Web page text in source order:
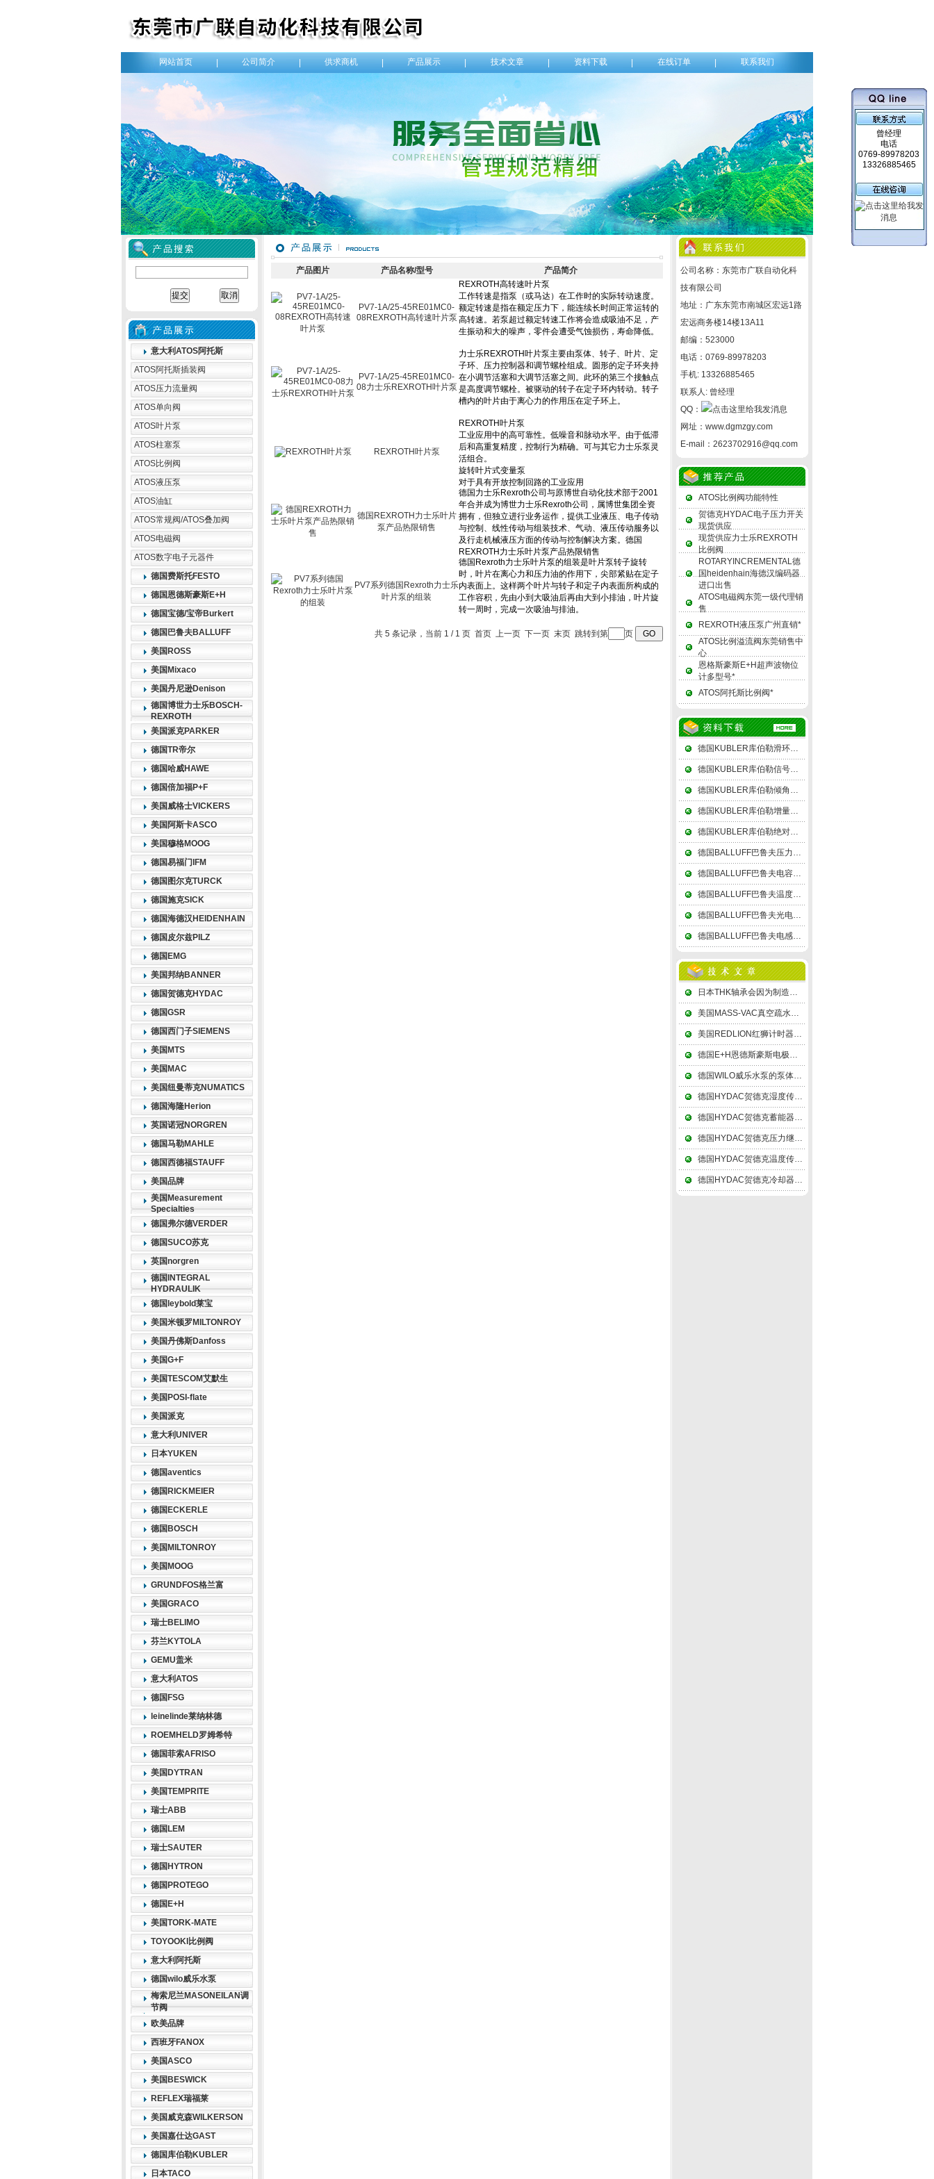
网站首页 公司简介 供求商机 产品展示 技术文章 资料下载 在线订单 联系我们
意大利ATOS阿托斯
ATOS阿托斯插装阀
ATOS压力流量阀
ATOS单向阀
ATOS叶片泵
ATOS柱塞泵
ATOS比例阀
ATOS液压泵
ATOS油缸
ATOS常规阀/ATOS叠加阀
ATOS电磁阀
ATOS数字电子元器件
德国费斯托FESTO
德国恩德斯豪斯E+H
德国宝德/宝帝Burkert
德国巴鲁夫BALLUFF
美国ROSS
美国Mixaco
美国丹尼逊Denison
德国博世力士乐BOSCH-
REXROTH
美国派克PARKER
德国TR帝尔
德国哈威HAWE
德国倍加福P+F
美国威格士VICKERS
美国阿斯卡ASCO
美国穆格MOOG
德国易福门IFM
德国图尔克TURCK
德国施克SICK
德国海德汉HEIDENHAIN
德国皮尔兹PILZ
德国EMG
美国邦纳BANNER
德国贺德克HYDAC
德国GSR
德国西门子SIEMENS
美国MTS
美国MAC
美国纽曼蒂克NUMATICS
德国海隆Herion
英国诺冠NORGREN
德国马勒MAHLE
德国西德福STAUFF
美国品牌
美国Measurement
Specialties
德国弗尔德VERDER
德国SUCO苏克
英国norgren
德国INTEGRAL
HYDRAULIK
德国leybold莱宝
美国米顿罗MILTONROY
美国丹佛斯Danfoss
美国G+F
美国TESCOM艾默生
美国POSI-flate
美国派克
意大利UNIVER
日本YUKEN
德国aventics
德国RICKMEIER
德国ECKERLE
德国BOSCH
美国MILTONROY
美国MOOG
GRUNDFOS格兰富
美国GRACO
瑞士BELIMO
芬兰KYTOLA
GEMU盖米
意大利ATOS
德国FSG
leinelinde莱纳林德
ROEMHELD罗姆希特
德国菲索AFRISO
美国DYTRAN
美国TEMPRITE
瑞士ABB
德国LEM
瑞士SAUTER
德国HYTRON
德国PROTEGO
德国E+H
美国TORK-MATE
TOYOOKI比例阀
意大利阿托斯
德国wilo威乐水泵
梅索尼兰MASONEILAN调
节阀
欧美品牌
西班牙FANOX
美国ASCO
美国BESWICK
REFLEX瑞福莱
美国威克森WILKERSON
美国嘉仕达GAST
德国库伯勒KUBLER
日本TACO
产品图片 产品名称/型号 产品简介
PV7-1A/25-45RE01MC0-
08REXROTH高转速叶片泵
PV7-1A/25-45RE01MC0-
08力士乐REXROTH叶片泵
REXROTH叶片泵
德国REXROTH力士乐叶片
泵产品热限销售
PV7系列德国Rexroth力士乐
叶片泵的组装
共 5 条记录，当前 1 / 1 页 首页 上一页 下一页 末页 跳转到第 页
公司名称：东莞市广联自动化科
技有限公司
地址：广东东莞市南城区宏远1路
宏远商务楼14楼13A11
邮编：523000
电话：0769-89978203
手机: 13326885465
联系人: 曾经理
QQ：
网址： www.dgmzgy.com
E-mail： 2623702916@qq.com
ATOS比例阀功能特性
贺德克HYDAC电子压力开关
现货供应
现货供应力士乐REXROTH
比例阀
ROTARYINCREMENTAL德
国heidenhain海德汉编码器
进口出售
ATOS电磁阀东莞一级代理销
售
REXROTH液压泵广州直销*
ATOS比例溢流阀东莞销售中
心
恩格斯豪斯E+H超声波物位
计多型号*
ATOS阿托斯比例阀*
德国KUBLER库伯勒滑环由上、下两组电刷和一个差动转接盘组成
德国KUBLER库伯勒信号转换器由基准电压源（或恒流源）组成
德国KUBLER库伯勒倾角仪精密角度测量是几何量测量的一个重要项目
德国KUBLER库伯勒增量式编码器在增减借助后部的判向电路和计数器来实现
德国KUBLER库伯勒绝对值编码器可以在单圈编码的基础上再增加圈数的编码
德国BALLUFF巴鲁夫压力传感器其中55、60度的划分属于功能性的，俗称管圆
德国BALLUFF巴鲁夫电容式传感器利用连接传感器和电子线路的引线电缆电容
德国BALLUFF巴鲁夫温度传感器测温可以用辐射法和比色法
德国BALLUFF巴鲁夫光电传感器在接收器一个槽的两侧组成槽形光电
德国BALLUFF巴鲁夫电感式传感器次级绕组用差动形式连接，故称差动变压器式
日本THK轴承会因为制造精度，材料均匀程度的差异
美国MASS-VAC真空疏水阀靠工作压力推开阀片，凝结水又继续排放,循环工作
美国REDLION红狮计时器接正极的放电针和墨粉纸盘到接负极的纸盘轴
德国E+H恩德斯豪斯电极提供电子交换的场所，实际应用时可采用任何惰性金属
德国WILO威乐水泵的泵体是采用水平接缝进行装配的
德国HYDAC贺德克湿度传感器测温精度须足±0.3℃以上，起码是±0.5℃的
德国HYDAC贺德克蓄能器的隔膜体积变化量小，常用于吸收压力脉动
德国HYDAC贺德克压力继电器启闭时，有两个液压泵，高压小流量泵
德国HYDAC贺德克温度传感器辐射测温技术逐渐由可见光向红外线扩展
德国HYDAC贺德克冷却器由筒体上的接管进口，顺序经各折流通道
曾经理
电话
0769-89978203
13326885465